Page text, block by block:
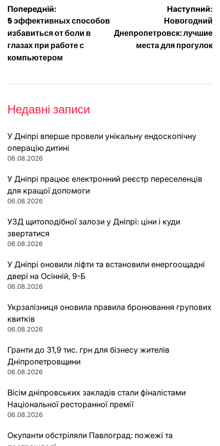
Навігація
записів
Попередній:
5 эффективных способов
избавиться от боли в
глазах при работе с
компьютером
Наступний:
Новогодний
Днепропетровск: лучшие
места для прогулок
Недавні записи
У Дніпрі вперше провели унікальну ендоскопічну
операцію дитині
06.08.2026
У Дніпрі працює електронний реєстр переселенців
для кращої допомоги
06.08.2026
УЗД щитоподібної залози у Дніпрі: ціни і куди
звертатися
06.08.2026
У Дніпрі оновили ліфти та встановили енергоощадні
двері на Осінній, 9-Б
06.08.2026
Укрзалізниця оновила правила бронювання групових
квитків
06.08.2026
Гранти до 31,9 тис. грн для бізнесу жителів
Дніпропетровщини
06.08.2026
Вісім дніпровських закладів стали фіналістами
Національної ресторанної премії
06.08.2026
Окупанти обстріляли Павлоград: пожежі та